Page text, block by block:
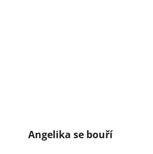
Angelika se bouří